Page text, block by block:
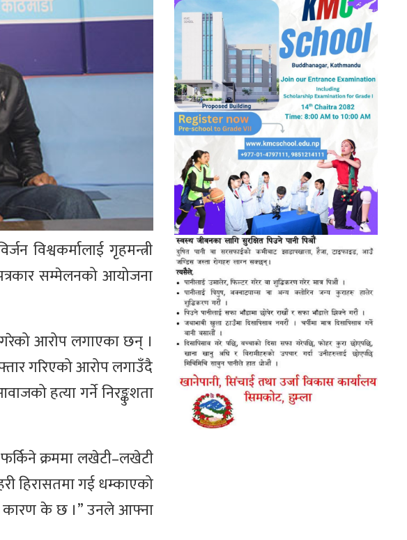
विश्वकर्मालाई गृहमन्त्री
सम्मेलनको आयोजना
आरोप लगाएका छन् ।
गरिएको आरोप लगाउँदै
हत्या गर्ने निरङ्कुशता
क्रममा लखेटी–लखेटी
हिरासतमा गई धम्काएको
कारण के छ ।” उनले आफ्ना